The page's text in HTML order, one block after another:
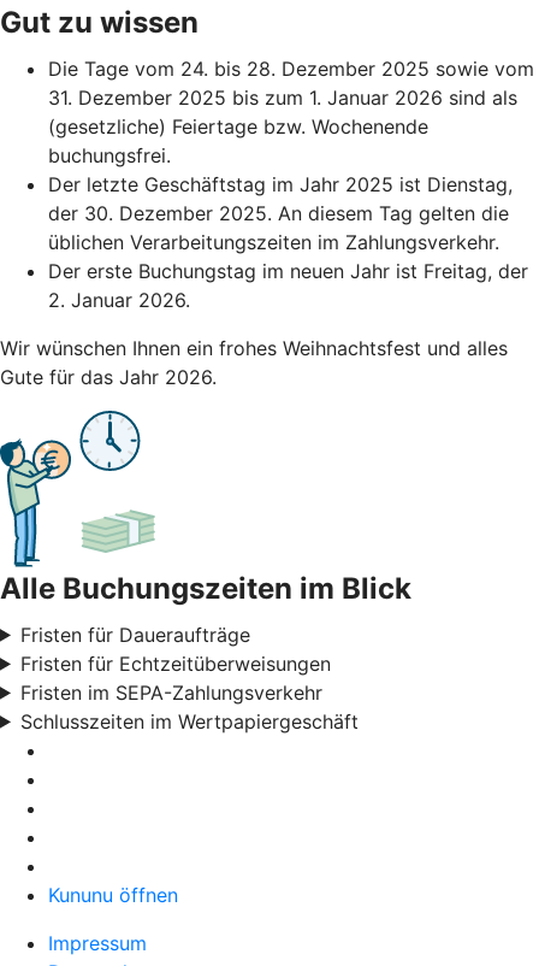
Gut zu wissen
Die Tage vom 24. bis 28. Dezember 2025 sowie vom
31. Dezember 2025 bis zum 1. Januar 2026 sind als
(gesetzliche) Feiertage bzw. Wochenende
buchungsfrei.
Der letzte Geschäftstag im Jahr 2025 ist Dienstag,
der 30. Dezember 2025. An diesem Tag gelten die
üblichen Verarbeitungszeiten im Zahlungsverkehr.
Der erste Buchungstag im neuen Jahr ist Freitag, der
2. Januar 2026.
Wir wünschen Ihnen ein frohes Weihnachtsfest und alles
Gute für das Jahr 2026.
Alle Buchungszeiten im Blick
Fristen für Daueraufträge
Fristen für Echtzeitüberweisungen
Fristen im SEPA-Zahlungsverkehr
Schlusszeiten im Wertpapiergeschäft
Kununu öffnen
Impressum